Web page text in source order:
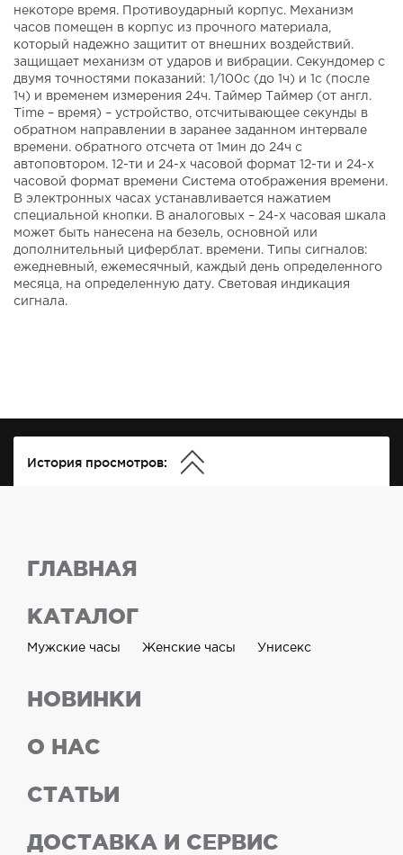
некоторе время. Противоударный корпус. Механизм
часов помещен в корпус из прочного материала,
который надежно защитит от внешних воздействий.
защищает механизм от ударов и вибрации. Секундомер с
двумя точностями показаний: 1/100с (до 1ч) и 1с (после
1ч) и временем измерения 24ч. Таймер Таймер (от англ.
Time – время) – устройство, отсчитывающее секунды в
обратном направлении в заранее заданном интервале
времени. обратного отсчета от 1мин до 24ч с
автоповтором. 12-ти и 24-х часовой формат 12-ти и 24-х
часовой формат времени Система отображения времени.
В электронных часах устанавливается нажатием
специальной кнопки. В аналоговых – 24-х часовая шкала
может быть нанесена на безель, основной или
дополнительный циферблат. времени. Типы сигналов:
ежедневный, ежемесячный, каждый день определенного
месяца, на определенную дату. Световая индикация
сигнала.
История просмотров:
ГЛАВНАЯ
КАТАЛОГ
Мужские часы Женские часы Унисекс
НОВИНКИ
О НАС
СТАТЬИ
ДОСТАВКА И СЕРВИС